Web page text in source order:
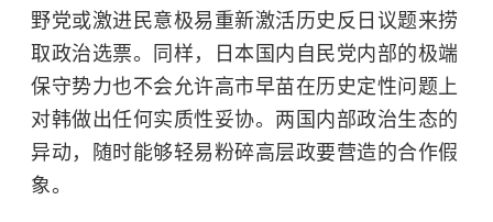
野党或激进民意极易重新激活历史反日议题来捞
取政治选票。同样，日本国内自民党内部的极端
保守势力也不会允许高市早苗在历史定性问题上
对韩做出任何实质性妥协。两国内部政治生态的
异动，随时能够轻易粉碎高层政要营造的合作假
象。